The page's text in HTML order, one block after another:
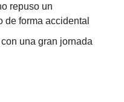
repuso un
forma accidental
una gran jornada